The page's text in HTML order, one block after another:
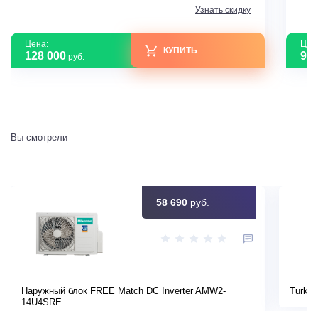
Узнать скидку
Цена:
128 000 руб.
КУПИТЬ 98
Вы смотрели
58 690 руб.
Наружный блок FREE Match DC Inverter AMW2-
14U4SRE